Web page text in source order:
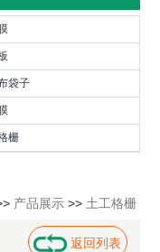
袋子
栅
产品展示 >> 土工格栅
返回列表